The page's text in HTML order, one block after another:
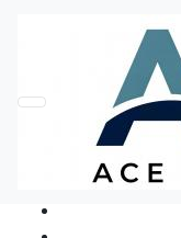
Без
Футболка
Код товару: Ace5203